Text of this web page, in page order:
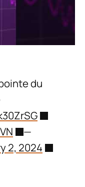
du
—
2, 2024